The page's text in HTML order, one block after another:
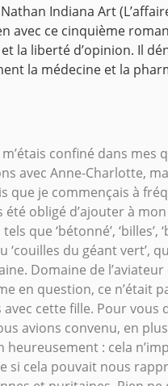
Indiana Art
avec ce cinquième
la liberté d’opinion. Il
la médecine et la
confiné dans
avec Anne-Charlotte,
que je commençais à
été obligé d’ajouter à
que ‘bétonné’, ‘billes’,
‘couilles du géant vert’,
Domaine de l’aviateur
en question, ce n’était
cette fille. Pour
avions convenu, en
heureusement : cela
si cela pouvait nous